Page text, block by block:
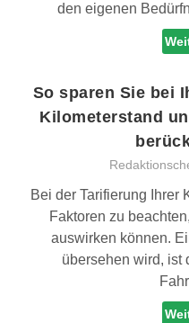
den eigenen
So sparen Sie bei
Kilometerstand
Bei der Tarifierung Ihrer
Faktoren zu
auswirken können.
übersehen wird, ist